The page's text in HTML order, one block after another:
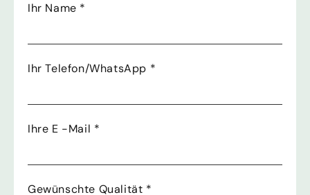
Ihr Name *
Ihr Telefon/WhatsApp *
Ihre E -Mail *
Gewünschte Qualität *